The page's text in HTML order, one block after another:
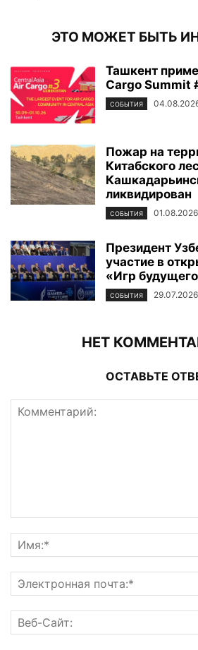
ЭТО МОЖЕТ БЫТЬ
Ташкент
Cargo Summit
СОБЫТИЯ
Пожар на
Китабского
ликвидирован
СОБЫТИЯ 01.08.2026
Президент
участие в
«Игр
СОБЫТИЯ 29.07.2026
НЕТ
ОСТАВЬТЕ